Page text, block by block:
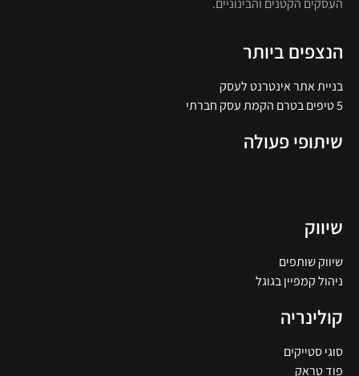
העסקים הקטנים והבינוניים.
הנצפים ביותר
בניית אתר אינטרנט לעסק
5 טיפים בטרם הקמת עסק חברתי
שיתופי פעולה
שיווק
שיווק שותפים
ניהול קמפיין בגוגל
קולינריה
סוגי סטייקים
פוד טראק